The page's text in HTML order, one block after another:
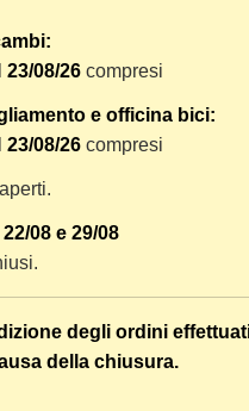
XX10
COMPRA 85,50 € 95,00 €
23/08/26 compresi
e officina bici:
23/08/26 compresi
aperti.
08 e 29/08
degli ordini
della chiusura.